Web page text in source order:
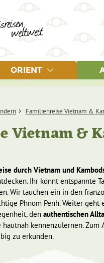
Baltikum & Finnland, 20 Tage
Griechenland, 9 Tage
ORIENT
Israel
Marokko
Sri
Familienreise Vietnam &
Vietnam &
durch Vietnam und
Ihr könnt entspannte
Wir tauchen ein in den
Phnom Penh. Weiter
den authentischen
kennenzulernen. Zum
zu erkunden.